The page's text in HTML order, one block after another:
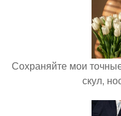
Сохраняйте мои
скул,